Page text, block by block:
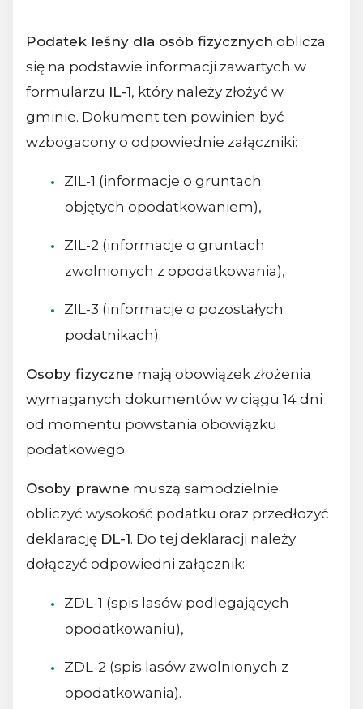
Podatek leśny dla osób fizycznych oblicza
się na podstawie informacji zawartych w
formularzu IL-1, który należy złożyć w
gminie. Dokument ten powinien być
wzbogacony o odpowiednie załączniki:
ZIL-1 (informacje o gruntach
objętych opodatkowaniem),
ZIL-2 (informacje o gruntach
zwolnionych z opodatkowania),
ZIL-3 (informacje o pozostałych
podatnikach).
Osoby fizyczne mają obowiązek złożenia
wymaganych dokumentów w ciągu 14 dni
od momentu powstania obowiązku
podatkowego.
Osoby prawne muszą samodzielnie
obliczyć wysokość podatku oraz przedłożyć
deklarację DL-1. Do tej deklaracji należy
dołączyć odpowiedni załącznik:
ZDL-1 (spis lasów podlegających
opodatkowaniu),
ZDL-2 (spis lasów zwolnionych z
opodatkowania).